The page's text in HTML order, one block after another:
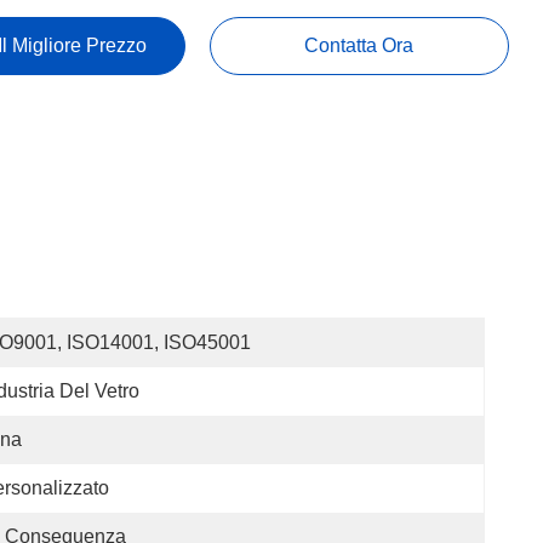
Migliore Prezzo Contatta Ora
ISO14001, ISO45001
Del Vetro
Conseguenza